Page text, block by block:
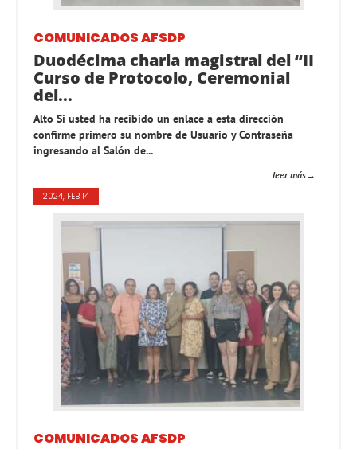
COMUNICADOS AFSDP
Duodécima charla magistral del “II
Curso de Protocolo, Ceremonial
del...
Alto Si usted ha recibido un enlace a esta dirección
confirme primero su nombre de Usuario y Contraseña
ingresando al Salón de...
leer más
2024, FEB 14
COMUNICADOS AFSDP